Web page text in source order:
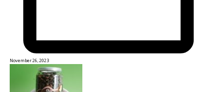
November 26, 2023